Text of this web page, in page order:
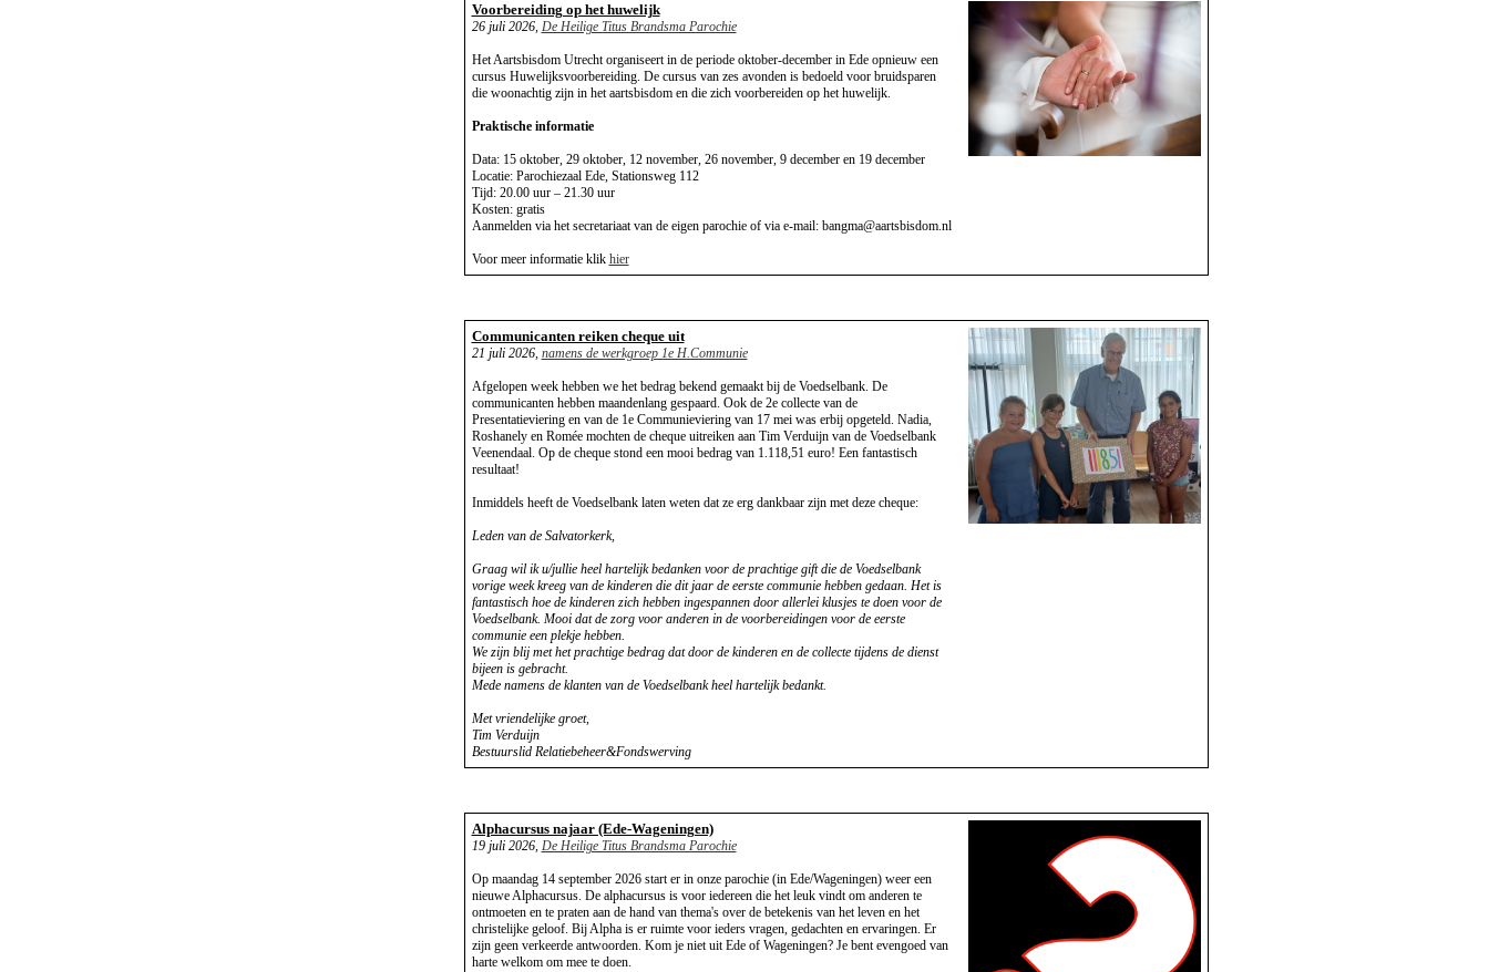
Voorbereiding op het huwelijk
26 juli 2026, De Heilige Titus Brandsma Parochie
Het Aartsbisdom Utrecht organiseert in de periode oktober-december in Ede opnieuw een
cursus Huwelijksvoorbereiding. De cursus van zes avonden is bedoeld voor bruidsparen
die woonachtig zijn in het aartsbisdom en die zich voorbereiden op het huwelijk.
Praktische informatie
Data: 15 oktober, 29 oktober, 12 november, 26 november, 9 december en 19 december
Locatie: Parochiezaal Ede, Stationsweg 112
Tijd: 20.00 uur – 21.30 uur
Kosten: gratis
Aanmelden via het secretariaat van de eigen parochie of via e-mail: bangma@aartsbisdom.nl
Voor meer informatie klik hier
Communicanten reiken cheque uit
21 juli 2026, namens de werkgroep 1e H.Communie
Afgelopen week hebben we het bedrag bekend gemaakt bij de Voedselbank. De
communicanten hebben maandenlang gespaard. Ook de 2e collecte van de
Presentatieviering en van de 1e Communieviering van 17 mei was erbij opgeteld. Nadia,
Roshanely en Romée mochten de cheque uitreiken aan Tim Verduijn van de Voedselbank
Veenendaal. Op de cheque stond een mooi bedrag van 1.118,51 euro! Een fantastisch
resultaat!
Inmiddels heeft de Voedselbank laten weten dat ze erg dankbaar zijn met deze cheque:
Leden van de Salvatorkerk,
Graag wil ik u/jullie heel hartelijk bedanken voor de prachtige gift die de Voedselbank
vorige week kreeg van de kinderen die dit jaar de eerste communie hebben gedaan. Het is
fantastisch hoe de kinderen zich hebben ingespannen door allerlei klusjes te doen voor de
Voedselbank. Mooi dat de zorg voor anderen in de voorbereidingen voor de eerste
communie een plekje hebben.
We zijn blij met het prachtige bedrag dat door de kinderen en de collecte tijdens de dienst
bijeen is gebracht.
Mede namens de klanten van de Voedselbank heel hartelijk bedankt.
Met vriendelijke groet,
Tim Verduijn
Bestuurslid Relatiebeheer&Fondswerving
Alphacursus najaar (Ede-Wageningen)
19 juli 2026, De Heilige Titus Brandsma Parochie
Op maandag 14 september 2026 start er in onze parochie (in Ede/Wageningen) weer een
nieuwe Alphacursus. De alphacursus is voor iedereen die het leuk vindt om anderen te
ontmoeten en te praten aan de hand van thema's over de betekenis van het leven en het
christelijke geloof. Bij Alpha is er ruimte voor ieders vragen, gedachten en ervaringen. Er
zijn geen verkeerde antwoorden. Kom je niet uit Ede of Wageningen? Je bent evengoed van
harte welkom om mee te doen.